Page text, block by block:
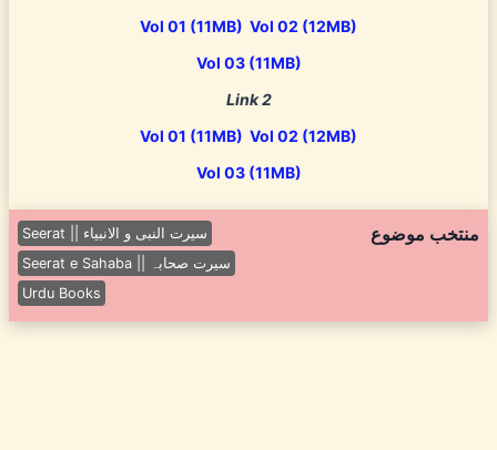
Vol 01 (11MB) Vol 02 (12MB)
Vol 03 (11MB)
Link 2
Vol 01 (11MB) Vol 02 (12MB)
Vol 03 (11MB)
Seerat || سیرت النبی و الانبیاء
Seerat e Sahaba || سیرت صحابہ
Urdu Books
منتخب موضوع